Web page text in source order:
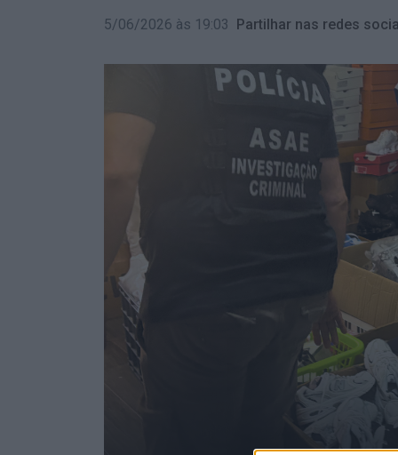
5/06/2026 às 19:03 Partilhar nas redes